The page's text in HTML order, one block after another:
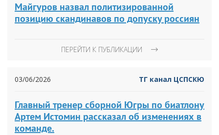
Майгуров назвал политизированной
позицию скандинавов по допуску россиян
ПЕРЕЙТИ К ПУБЛИКАЦИИ
03/06/2026 ТГ канал ЦСПСКЮ
Главный тренер сборной Югры по биатлону
Артем Истомин рассказал об изменениях в
команде.